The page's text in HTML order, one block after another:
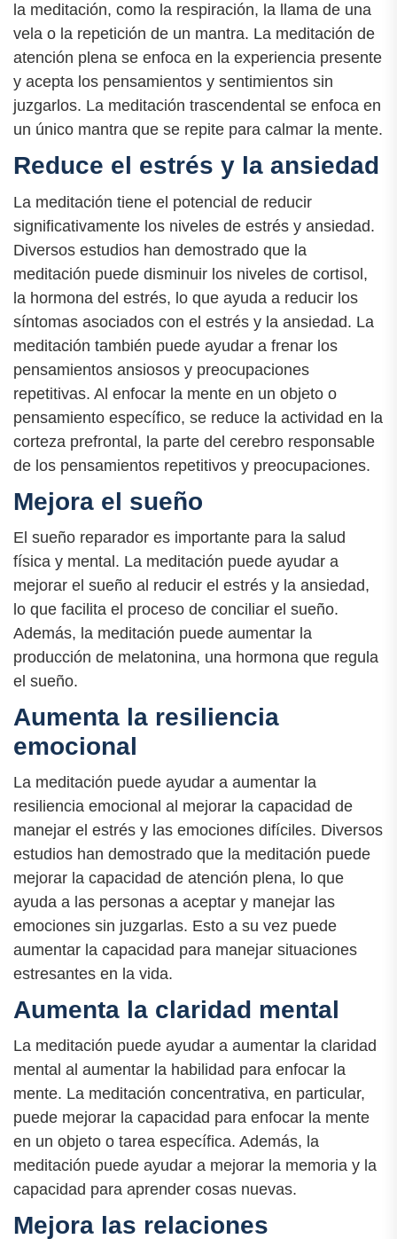
la meditación, como la respiración, la llama de una
vela o la repetición de un mantra. La meditación de
atención plena se enfoca en la experiencia presente
y acepta los pensamientos y sentimientos sin
juzgarlos. La meditación trascendental se enfoca en
un único mantra que se repite para calmar la mente.
Reduce el estrés y la ansiedad
La meditación tiene el potencial de reducir
significativamente los niveles de estrés y ansiedad.
Diversos estudios han demostrado que la
meditación puede disminuir los niveles de cortisol,
la hormona del estrés, lo que ayuda a reducir los
síntomas asociados con el estrés y la ansiedad. La
meditación también puede ayudar a frenar los
pensamientos ansiosos y preocupaciones
repetitivas. Al enfocar la mente en un objeto o
pensamiento específico, se reduce la actividad en la
corteza prefrontal, la parte del cerebro responsable
de los pensamientos repetitivos y preocupaciones.
Mejora el sueño
El sueño reparador es importante para la salud
física y mental. La meditación puede ayudar a
mejorar el sueño al reducir el estrés y la ansiedad,
lo que facilita el proceso de conciliar el sueño.
Además, la meditación puede aumentar la
producción de melatonina, una hormona que regula
el sueño.
Aumenta la resiliencia
emocional
La meditación puede ayudar a aumentar la
resiliencia emocional al mejorar la capacidad de
manejar el estrés y las emociones difíciles. Diversos
estudios han demostrado que la meditación puede
mejorar la capacidad de atención plena, lo que
ayuda a las personas a aceptar y manejar las
emociones sin juzgarlas. Esto a su vez puede
aumentar la capacidad para manejar situaciones
estresantes en la vida.
Aumenta la claridad mental
La meditación puede ayudar a aumentar la claridad
mental al aumentar la habilidad para enfocar la
mente. La meditación concentrativa, en particular,
puede mejorar la capacidad para enfocar la mente
en un objeto o tarea específica. Además, la
meditación puede ayudar a mejorar la memoria y la
capacidad para aprender cosas nuevas.
Mejora las relaciones